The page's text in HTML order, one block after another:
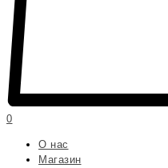
0
О нас
Магазин